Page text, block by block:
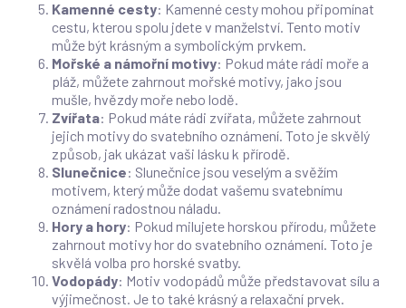
Kamenné cesty: Kamenné cesty mohou připomínat
cestu, kterou spolu jdete v manželství. Tento motiv
může být krásným a symbolickým prvkem.
Mořské a námořní motivy: Pokud máte rádi moře a
pláž, můžete zahrnout mořské motivy, jako jsou
mušle, hvězdy moře nebo lodě.
Zvířata: Pokud máte rádi zvířata, můžete zahrnout
jejich motivy do svatebního oznámení. Toto je skvělý
způsob, jak ukázat vaši lásku k přírodě.
Slunečnice: Slunečnice jsou veselým a svěžím
motivem, který může dodat vašemu svatebnímu
oznámení radostnou náladu.
Hory a hory: Pokud milujete horskou přírodu, můžete
zahrnout motivy hor do svatebního oznámení. Toto je
skvělá volba pro horské svatby.
Vodopády: Motiv vodopádů může představovat sílu a
výjimečnost. Je to také krásný a relaxační prvek.